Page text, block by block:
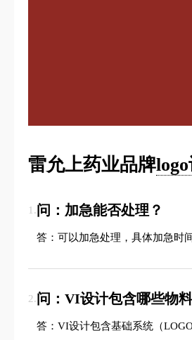
雷允上药业品牌
1.问：加急能否处理？
答：可以加急处理，具体加急时
2.问：VI设计包含哪些物
答：VI设计包含基础系统（